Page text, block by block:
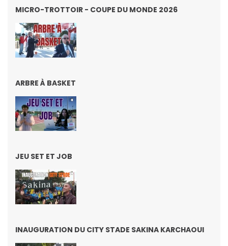
MICRO-TROTTOIR - COUPE DU MONDE 2026
ARBRE À BASKET
JEU SET ET JOB
INAUGURATION DU CITY STADE SAKINA KARCHAOUI